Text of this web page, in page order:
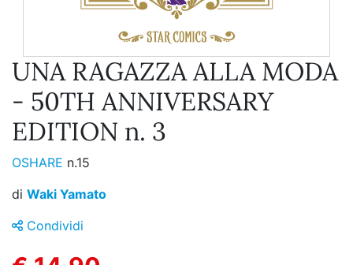
UNA RAGAZZA ALLA MODA
- 50TH ANNIVERSARY
EDITION n. 3
OSHARE n.15
di Waki Yamato
Condividi